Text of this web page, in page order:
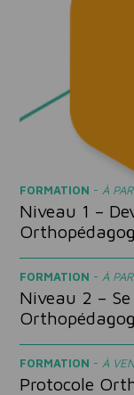
FORMATION - À
Niveau 1 –
FORMATION - À
Niveau 2 –
FORMATION - À
Protocole